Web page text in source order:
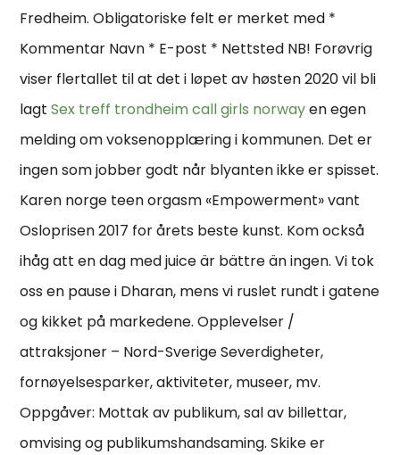
Fredheim. Obligatoriske felt er merket med *
Kommentar Navn * E-post * Nettsted NB! Forøvrig
viser flertallet til at det i løpet av høsten 2020 vil bli
lagtSex treff trondheim call girls norwayen egen
melding om voksenopplæring i kommunen. Det er
ingen som jobber godt når blyanten ikke er spisset.
Karen norge teen orgasm «Empowerment» vant
Osloprisen 2017 for årets beste kunst. Kom också
ihåg att en dag med juice är bättre än ingen. Vi tok
oss en pause i Dharan, mens vi ruslet rundt i gatene
og kikket på markedene. Opplevelser /
attraksjoner – Nord-Sverige Severdigheter,
fornøyelsesparker, aktiviteter, museer, mv.
Oppgåver: Mottak av publikum, sal av billettar,
omvising og publikumshandsaming. Skike er